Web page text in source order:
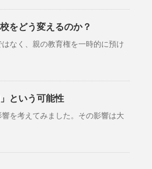
をどう変えるのか？
なく、親の教育権を一時的に預け
という可能性
を考えてみました。その影響は大